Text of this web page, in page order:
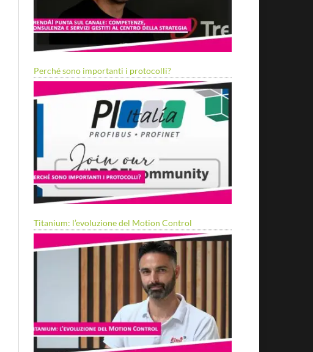
Perché sono importanti i protocolli?
Titanium: l’evoluzione del Motion Control